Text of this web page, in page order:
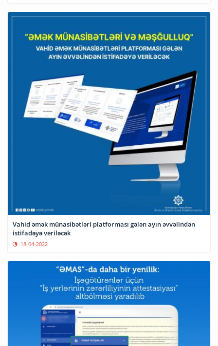
Vahid əmək münasibətləri platforması gələn ayın əvvəlindən
istifadəyə veriləcək
18-04-2022